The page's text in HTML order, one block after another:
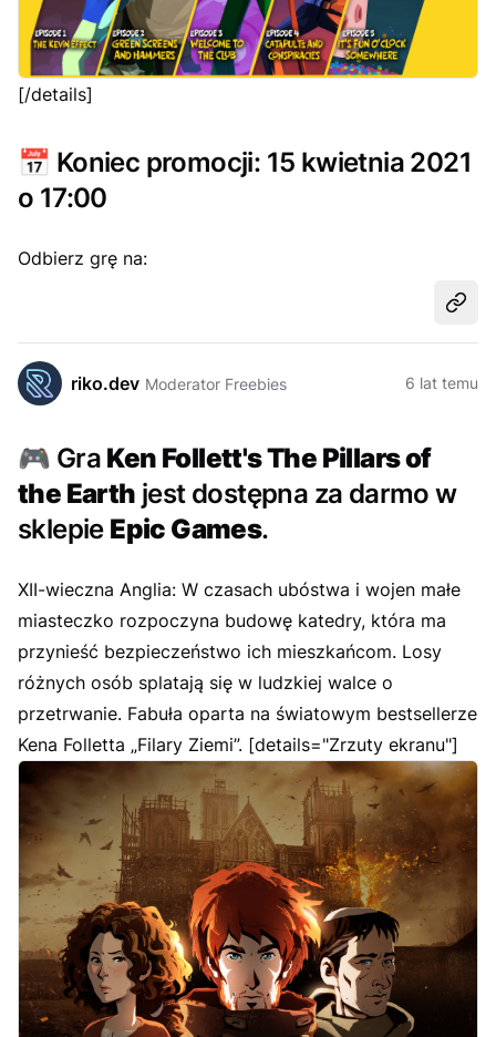
[/details]
📅 Koniec promocji: 15 kwietnia 2021
o 17:00
Odbierz grę na:
riko.dev Moderator Freebies 6 lat temu
🎮 Gra Ken Follett's The Pillars of
the Earth jest dostępna za darmo w
sklepie Epic Games.
XII-wieczna Anglia: W czasach ubóstwa i wojen małe
miasteczko rozpoczyna budowę katedry, która ma
przynieść bezpieczeństwo ich mieszkańcom. Losy
różnych osób splatają się w ludzkiej walce o
przetrwanie. Fabuła oparta na światowym bestsellerze
Kena Folletta „Filary Ziemi”. [details="Zrzuty ekranu"]